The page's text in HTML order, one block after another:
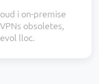
i on-premise
obsoletes,
lloc.